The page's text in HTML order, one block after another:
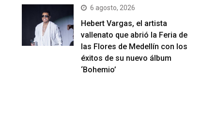
6 agosto, 2026
Hebert Vargas, el artista
vallenato que abrió la Feria de
las Flores de Medellín con los
éxitos de su nuevo álbum
‘Bohemio’